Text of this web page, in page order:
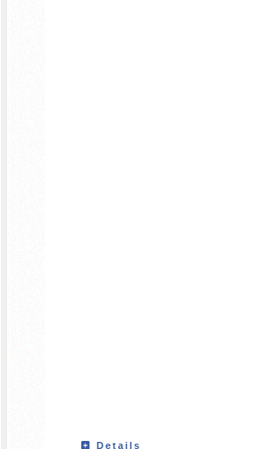
Details